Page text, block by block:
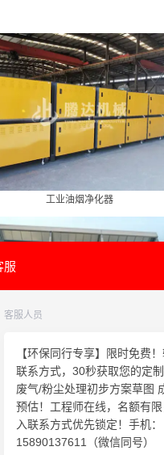
工业油烟净化器
活性炭+RCO催化燃烧设备
服
客服人员
【环保同行专享】限时免费
联系方式，30秒获取您的定
废气/粉尘处理初步方案草图
预估！工程师在线，名额有
入联系方式优先锁定！手机：
15890137611（微信同号）